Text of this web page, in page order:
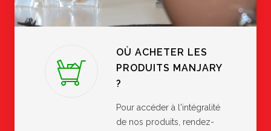
OÙ ACHETER LES
PRODUITS MANJARY
?
Pour accéder à l'intégralité
de nos produits, rendez-